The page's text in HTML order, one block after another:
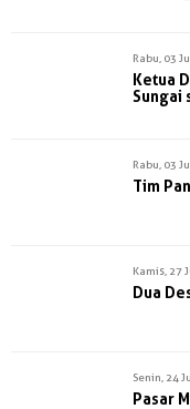
Rabu, 03
Ketua
Sungai
Rabu, 03
Tim
Kamis, 27
Dua
Senin, 24
Pasar